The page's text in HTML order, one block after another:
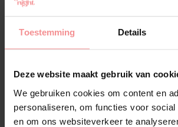
Toestemming Details
Deze website maakt gebruik van
We gebruiken cookies om content en
personaliseren, om functies voor social
en om ons websiteverkeer te
Meer informatie over de